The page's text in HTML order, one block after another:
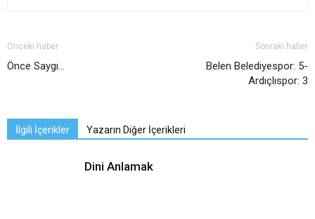
Önceki haber
Önce Saygı…
Sonraki haber
Belen Belediyespor: 5-
Ardıçlıspor: 3
İlgili İçerikler Yazarın Diğer İçerikleri
Dini Anlamak